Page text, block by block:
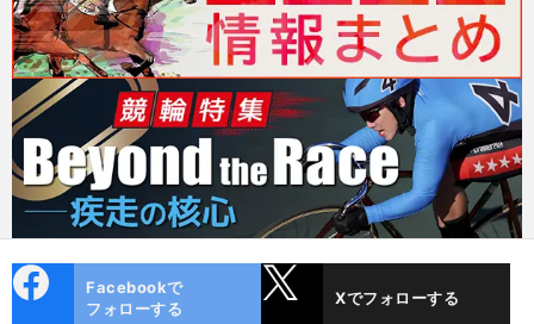
ok
Facebookで
フォローする
Xでフォローする